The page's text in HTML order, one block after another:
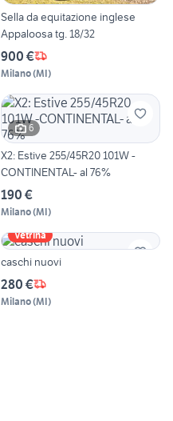
Sella da equitazione inglese
Appaloosa tg. 18/32
900 €
Milano(MI)
6
X2: Estive 255/45R20 101W -
CONTINENTAL- al 76%
190 €
Milano(MI)
Vetrina
caschi nuovi
280 €
Milano(MI)